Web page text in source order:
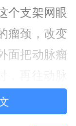
个支架网眼
瘤颈，改变
面把动脉瘤
，再往动脉
密封堵子瘤
能先破裂出